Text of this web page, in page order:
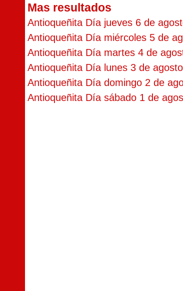
Mas resultados
Antioqueñita Día jueves 6 de
Antioqueñita Día miércoles 5 de
Antioqueñita Día martes 4 de
Antioqueñita Día lunes 3 de
Antioqueñita Día domingo 2 de
Antioqueñita Día sábado 1 de